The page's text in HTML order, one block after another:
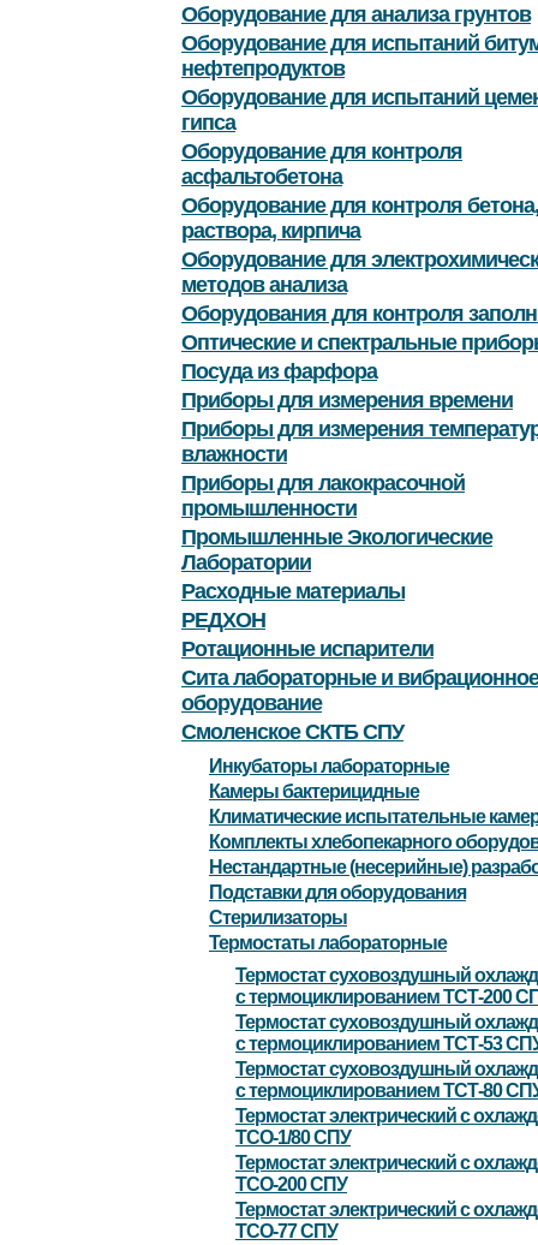
Оборудование для анализа грунтов
Оборудование для испытаний
нефтепродуктов
Оборудование для испытаний
гипса
Оборудование для контроля
асфальтобетона
Оборудование для контроля бетона,
раствора, кирпича
Оборудование для
методов анализа
Оборудования для контроля
Оптические и спектральные
Посуда из фарфора
Приборы для измерения времени
Приборы для измерения
влажности
Приборы для лакокрасочной
промышленности
Промышленные Экологические
Лаборатории
Расходные материалы
РЕДХОН
Ротационные испарители
Сита лабораторные и вибрационное
оборудование
Смоленское СКТБ СПУ
Инкубаторы лабораторные
Камеры бактерицидные
Климатические испытательные
Комплекты хлебопекарного
Нестандартные (несерийные)
Подставки для оборудования
Стерилизаторы
Термостаты лабораторные
Термостат суховоздушный
с термоциклированием ТСТ-200
Термостат суховоздушный
с термоциклированием ТСТ-53
Термостат суховоздушный
с термоциклированием ТСТ-80
Термостат электрический с
ТСО-1/80 СПУ
Термостат электрический с
ТСО-200 СПУ
Термостат электрический с
ТСО-77 СПУ